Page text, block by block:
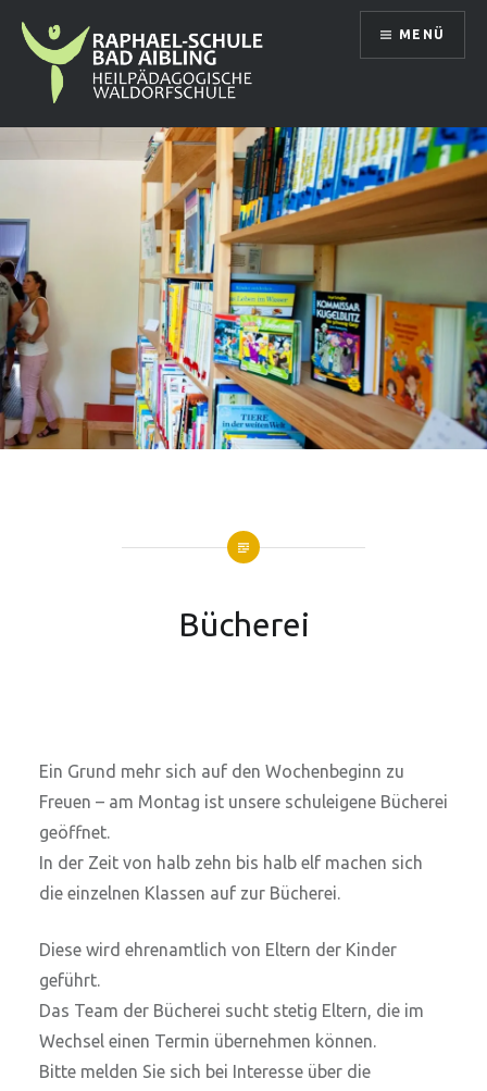
zum
Inhalt
Raphael Schule Bad Aibling
MENÜ
Bücherei
Ein Grund mehr sich auf den Wochenbeginn zu
Freuen – am Montag ist unsere schuleigene Bücherei
geöffnet.
In der Zeit von halb zehn bis halb elf machen sich
die einzelnen Klassen auf zur Bücherei.
Diese wird ehrenamtlich von Eltern der Kinder
geführt.
Das Team der Bücherei sucht stetig Eltern, die im
Wechsel einen Termin übernehmen können.
Bitte melden Sie sich bei Interesse über die